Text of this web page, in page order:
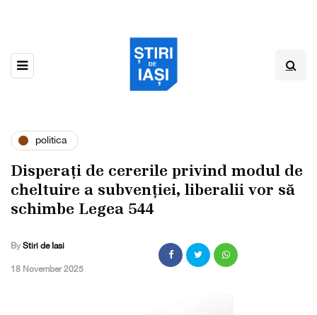
politica
Disperați de cererile privind modul de
cheltuire a subvenției, liberalii vor să
schimbe Legea 544
By Stiri de Iasi
,18 November 2025